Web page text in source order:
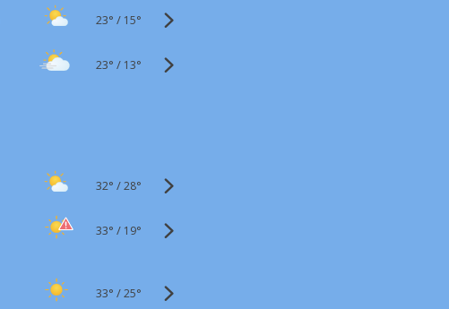
23° / 15°
23° / 13°
32° /28°
33° / 19°
33° /25°